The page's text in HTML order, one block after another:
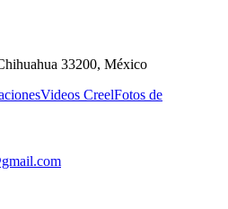
33200, México
Videos CreelFotos de